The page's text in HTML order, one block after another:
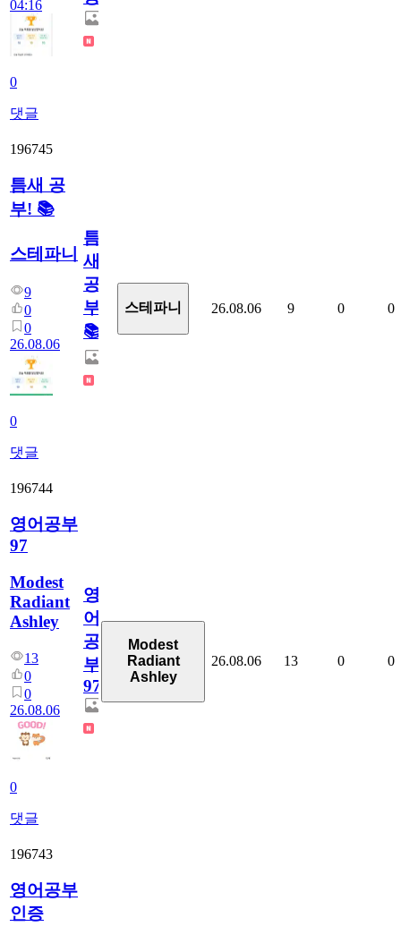
04:16
0
댓글
196745
틈새 공
부! 📚
스테파니
9
0
0
26.08.06
0
댓글
틈
새
공
부!
📚
스테파니 26.08.06 9 0 0
196744
영어공부
97
Modest
Radiant
Ashley
13
0
0
26.08.06
0
댓글
영
어
공
부
97
Modest
Radiant
Ashley
26.08.06 13 0 0
196743
영어공부
인증